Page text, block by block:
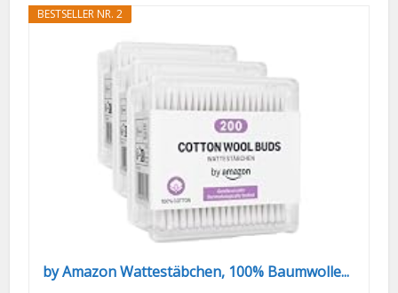
BESTSELLER NR. 2
by Amazon Wattestäbchen, 100% Baumwolle...